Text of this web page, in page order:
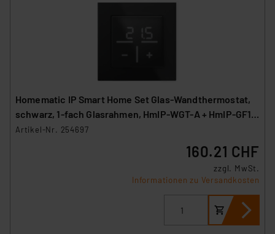
Homematic IP Smart Home Set Glas-Wandthermostat,
schwarz, 1-fach Glasrahmen, HmIP-WGT-A + HmIP-GF1-
A
Artikel-Nr. 254697
160.21 CHF
zzgl. MwSt.
Informationen zu Versandkosten